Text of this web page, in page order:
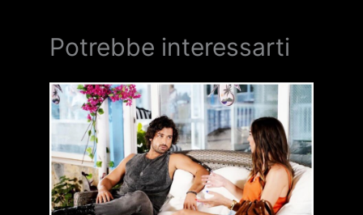
Potrebbe interessarti